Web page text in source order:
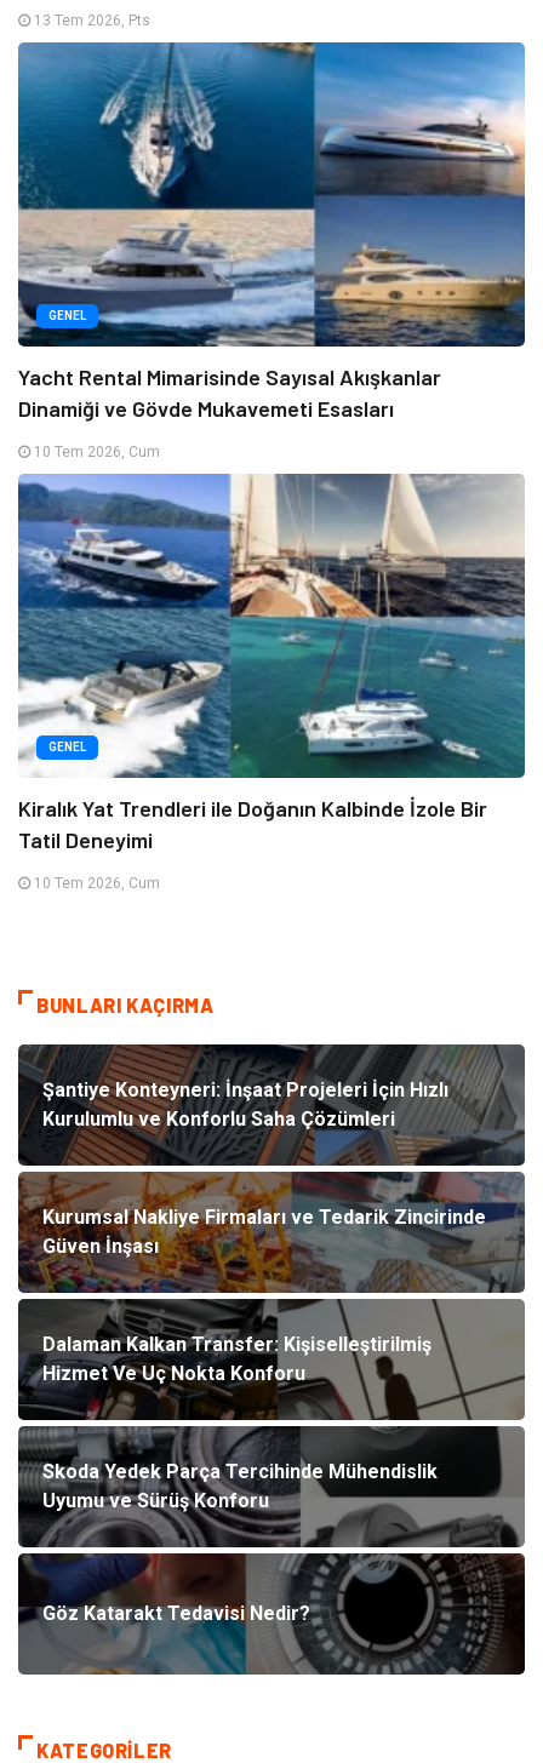
13 Tem 2026, Pts
GENEL
Yacht Rental Mimarisinde Sayısal Akışkanlar
Dinamiği ve Gövde Mukavemeti Esasları
10 Tem 2026, Cum
GENEL
Kiralık Yat Trendleri ile Doğanın Kalbinde İzole Bir
Tatil Deneyimi
10 Tem 2026, Cum
BUNLARI KAÇIRMA
Şantiye Konteyneri: İnşaat Projeleri İçin Hızlı
Kurulumlu ve Konforlu Saha Çözümleri
Kurumsal Nakliye Firmaları ve Tedarik Zincirinde
Güven İnşası
Dalaman Kalkan Transfer: Kişiselleştirilmiş
Hizmet Ve Uç Nokta Konforu
Skoda Yedek Parça Tercihinde Mühendislik
Uyumu ve Sürüş Konforu
Göz Katarakt Tedavisi Nedir?
KATEGORILER